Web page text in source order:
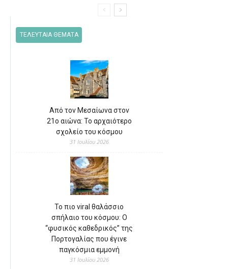
ΤΕΛΕΥΤΑΙΑ ΘΕΜΑΤΑ
Από τον Μεσαίωνα στον
21ο αιώνα: Το αρχαιότερο
σχολείο του κόσμου
31 Ιουλίου 2026
Το πιο viral θαλάσσιο
σπήλαιο του κόσμου: Ο
“φυσικός καθεδρικός” της
Πορτογαλίας που έγινε
παγκόσμια εμμονή
31 Ιουλίου 2026